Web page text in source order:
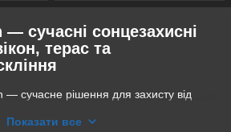
сучасні сонцезахисні
терас та
— сучасне рішення для захисту від
має спеціальну структуру плетіння,
Показати все